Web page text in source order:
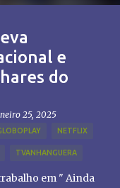
e
do
25, 2025
NETFLIX
TVANHANGUERA
em " Ainda